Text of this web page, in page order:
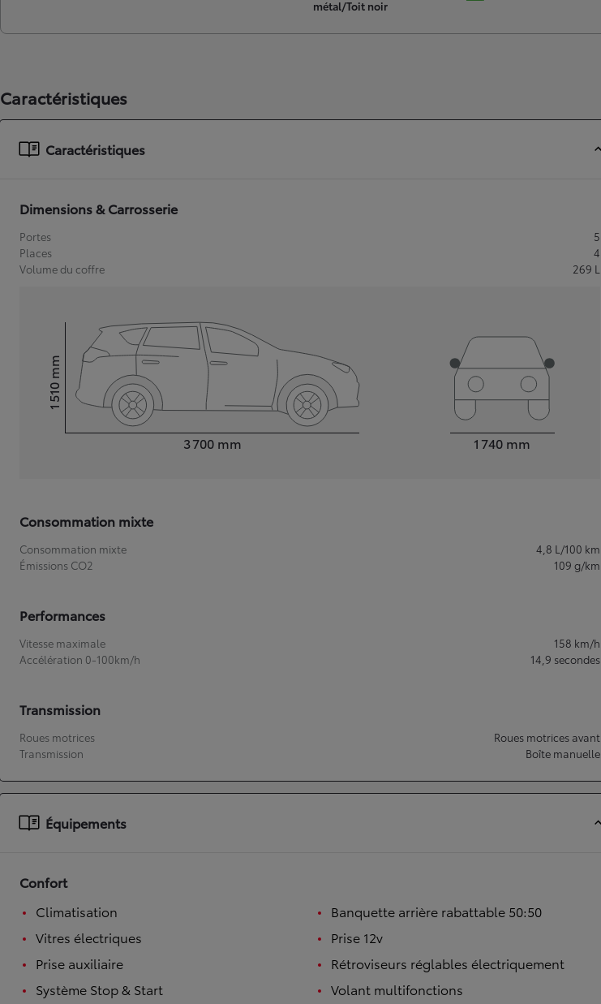
À partir de 19 700 €
métal/Toit noir
Caractéristiques
Caractéristiques
Dimensions & Carrosserie
Portes
5
Places
4
Volume du coffre
269 L
3 700 mm
Hauteur1 510
mm
1 740 mm
Consommation mixte
Consommation mixte 4,8 L/100 km
Émissions CO2
109 g/km
Performances
Vitesse maximale 158 km/h
Accélération 0-100km/h
14,9 secondes
Transmission
Roues motrices
Roues motrices avant
Transmission
Boîte manuelle
Équipements
Confort
Climatisation
Vitres électriques
Prise auxiliaire
Système Stop & Start
Banquette arrière rabattable 50:50
Prise 12v
Rétroviseurs réglables électriquement
Volant multifonctions